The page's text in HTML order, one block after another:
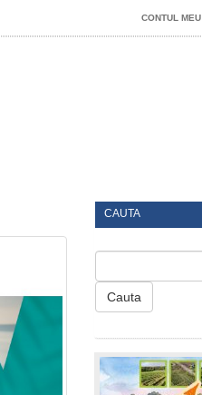
CONTUL MEU
CAUTA
Cauta